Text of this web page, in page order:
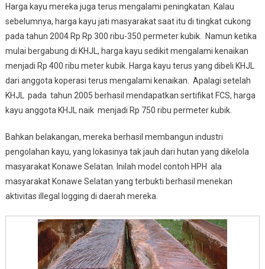
Harga kayu mereka juga terus mengalami peningkatan. Kalau
sebelumnya, harga kayu jati masyarakat saat itu di tingkat cukong
pada tahun 2004 Rp Rp 300 ribu-350 permeter kubik. Namun ketika
mulai bergabung di KHJL, harga kayu sedikit mengalami kenaikan
menjadi Rp 400 ribu meter kubik. Harga kayu terus yang dibeli KHJL
dari anggota koperasi terus mengalami kenaikan. Apalagi setelah
KHJL pada tahun 2005 berhasil mendapatkan sertifikat FCS, harga
kayu anggota KHJL naik menjadi Rp 750 ribu permeter kubik.
Bahkan belakangan, mereka berhasil membangun industri
pengolahan kayu, yang lokasinya tak jauh dari hutan yang dikelola
masyarakat Konawe Selatan. Inilah model contoh HPH ala
masyarakat Konawe Selatan yang terbukti berhasil menekan
aktivitas illegal logging di daerah mereka.